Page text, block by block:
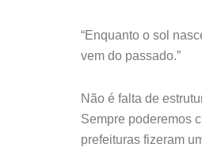
“Enquanto o sol
vem do passado.”
Não é falta de
Sempre poderemos
prefeituras fizeram